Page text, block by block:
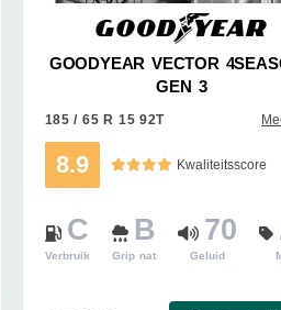
GOODYEAR VECTOR
GEN 3
185 / 65 R 15 92T
8.9 Kwaliteitsscore
C
Verbruik
B
Grip nat
70
Geluid